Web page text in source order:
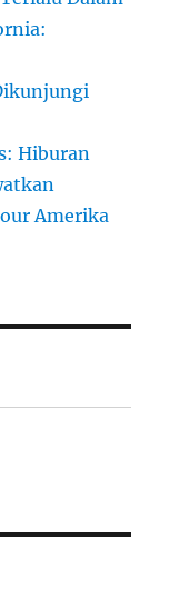
Hiburan
Amerika